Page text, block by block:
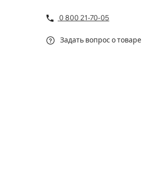
0 800 21-70-05
Задать вопрос о товаре